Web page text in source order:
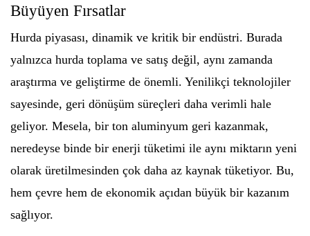
Büyüyen Fırsatlar
Hurda piyasası, dinamik ve kritik bir endüstri. Burada
yalnızca hurda toplama ve satış değil, aynı zamanda
araştırma ve geliştirme de önemli. Yenilikçi teknolojiler
sayesinde, geri dönüşüm süreçleri daha verimli hale
geliyor. Mesela, bir ton aluminyum geri kazanmak,
neredeyse binde bir enerji tüketimi ile aynı miktarın yeni
olarak üretilmesinden çok daha az kaynak tüketiyor. Bu,
hem çevre hem de ekonomik açıdan büyük bir kazanım
sağlıyor.